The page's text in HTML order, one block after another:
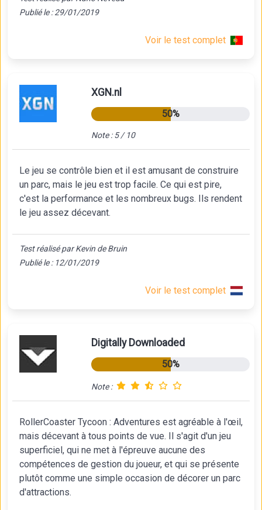
Publié le : 29/01/2019
Voir le test complet
XGN.nl
50%
Note : 5 / 10
Le jeu se contrôle bien et il est amusant de construire
un parc, mais le jeu est trop facile. Ce qui est pire,
c'est la performance et les nombreux bugs. Ils rendent
le jeu assez décevant.
Test réalisé par Kevin de Bruin
Publié le : 12/01/2019
Voir le test complet
Digitally Downloaded
50%
Note :
RollerCoaster Tycoon : Adventures est agréable à l'œil,
mais décevant à tous points de vue. Il s'agit d'un jeu
superficiel, qui ne met à l'épreuve aucune des
compétences de gestion du joueur, et qui se présente
plutôt comme une simple occasion de décorer un parc
d'attractions.